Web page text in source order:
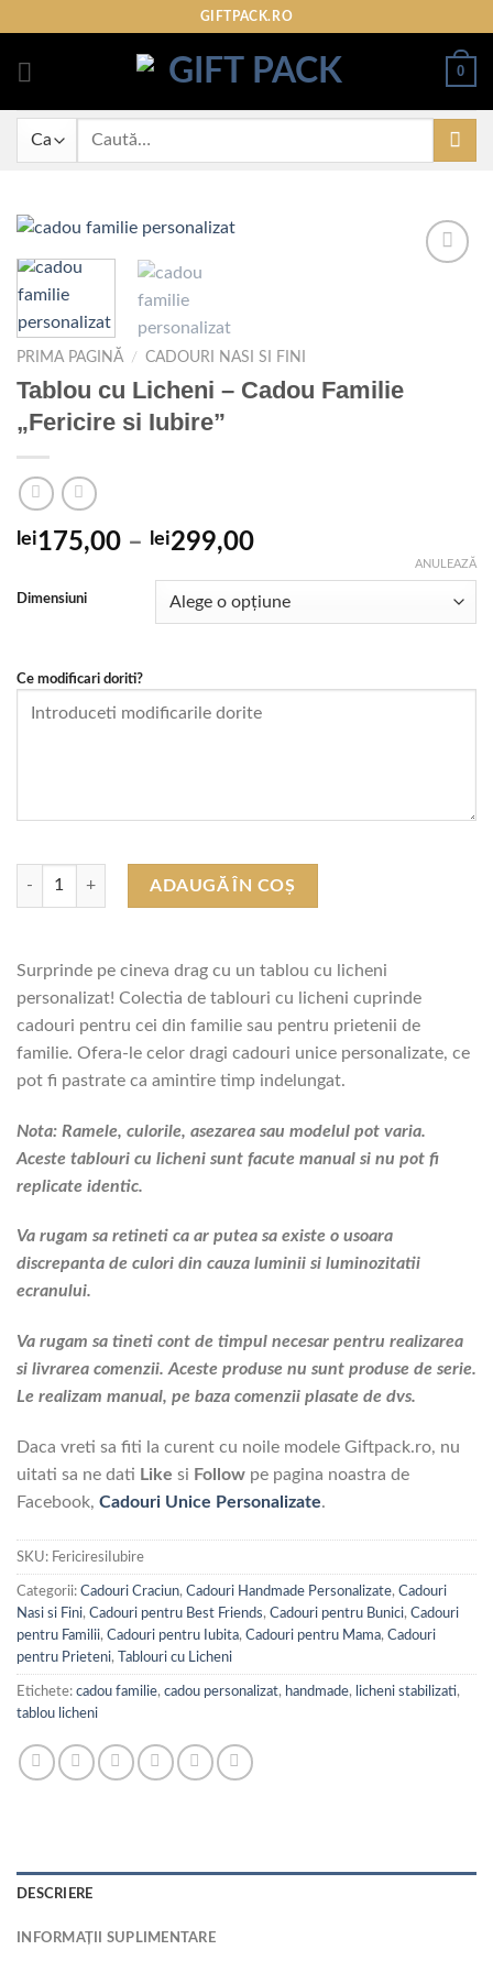
content
GIFTPACK.RO
0
Caută
PRIMA PAGINĂ / CADOURI NASI SI FINI
Tablou cu Licheni – Cadou Familie
„Fericire si Iubire”
lei175,00 – lei299,00Interval
prețuri:
lei175,00
Dimensiuni
ANULEAZĂ
Ce modificari doriti?
Cantitate Tablou cu Licheni - Cadou Familie "Fericire si Iubire"
ADAUGĂ ÎN COȘ
Surprinde pe cineva drag cu un tablou cu licheni
personalizat! Colectia de tablouri cu licheni cuprinde
cadouri pentru cei din familie sau pentru prietenii de
familie. Ofera-le celor dragi cadouri unice personalizate, ce
pot fi pastrate ca amintire timp indelungat.
Nota: Ramele, culorile, asezarea sau modelul pot varia.
Aceste tablouri cu licheni sunt facute manual si nu pot fi
replicate identic.
Va rugam sa retineti ca ar putea sa existe o usoara
discrepanta de culori din cauza luminii si luminozitatii
ecranului.
Va rugam sa tineti cont de timpul necesar pentru realizarea
si livrarea comenzii. Aceste produse nu sunt produse de serie.
Le realizam manual, pe baza comenzii plasate de dvs.
Daca vreti sa fiti la curent cu noile modele Giftpack.ro, nu
uitati sa ne dati Like si Follow pe pagina noastra de
Facebook, Cadouri Unice Personalizate.
SKU: FericiresiIubire
Categorii: Cadouri Craciun, Cadouri Handmade Personalizate, Cadouri
Nasi si Fini, Cadouri pentru Best Friends, Cadouri pentru Bunici, Cadouri
pentru Familii, Cadouri pentru Iubita, Cadouri pentru Mama, Cadouri
pentru Prieteni, Tablouri cu Licheni
Etichete: cadou familie, cadou personalizat, handmade, licheni stabilizati,
tablou licheni
DESCRIERE
INFORMAȚII SUPLIMENTARE